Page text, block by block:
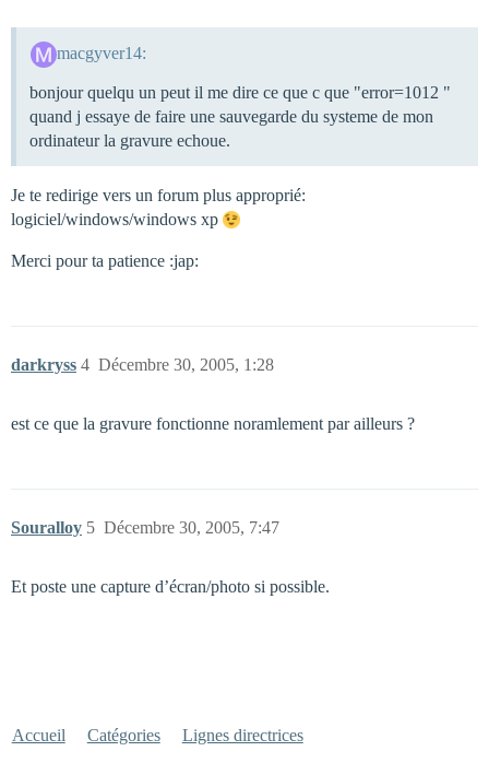
macgyver14:
bonjour quelqu un peut il me dire ce que c que "error=1012 "
quand j essaye de faire une sauvegarde du systeme de mon
ordinateur la gravure echoue.
Je te redirige vers un forum plus approprié:
logiciel/windows/windows xp
Merci pour ta patience :jap:
darkryss Décembre 30, 2005, 1:28
4
est ce que la gravure fonctionne noramlement par ailleurs ?
Souralloy Décembre 30, 2005, 7:47
5
Et poste une capture d’écran/photo si possible.
Accueil Catégories Lignes directrices